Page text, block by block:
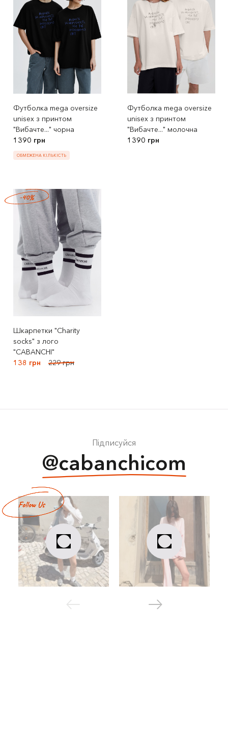
Футболка mega oversize
unisex з принтом
"Вибачте..." чорна
1390 грн
ОБМЕЖЕНА КІЛЬКІСТЬ
Футболка mega oversize
unisex з принтом
"Вибачте..." молочна
1390 грн
Шкарпетки "Charity
socks" з лого
"CABANCHI"
138 грн
229 грн
-40%
Підписуйся
@cabanchicom